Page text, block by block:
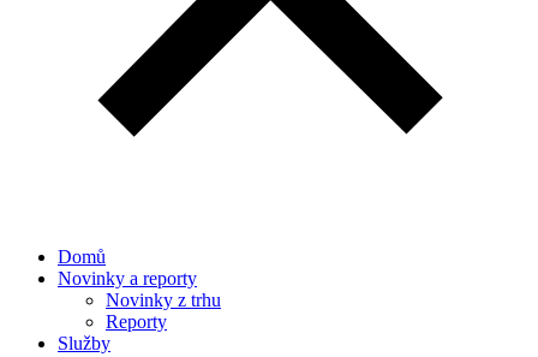
Domů
Novinky a reporty
Novinky z trhu
Reporty
Služby